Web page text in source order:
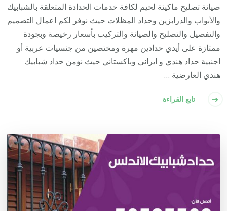
صيانة تصليح ماكينة لحيم لكافة خدمات الحدادة المتعلقة بالشبابيك
والأبواب والدرابزين وحداد المظلات حيث نوفر لكم اعمال التصميم
والتفصيل والتصليح والصيانة والتركيب بأسعار رخيصة وبجودة
ممتازة على أيدي حدادين مهرة ومختصين من جنسيات عربية أو
اجنبية حداد هندي و ايراني وباكستاني حيث نؤمن حداد شبابيك
هندي العارضية …
تابع القراءة